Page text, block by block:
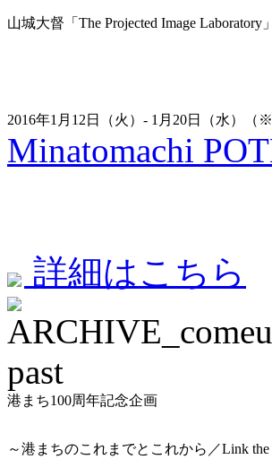
山城大督「The Projected Image Laboratory」
2016年1月12日（火）- 1月20日（水）
Minatomachi
詳細はこちら
past
港まち100周年記念企画
～港まちのこれまでとこれから／Link the